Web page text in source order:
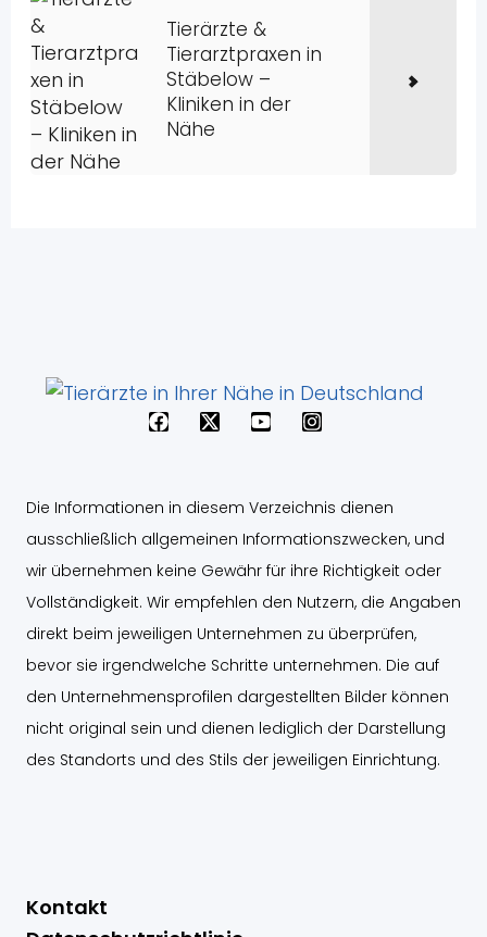
Tierärzte &
Tierarztpraxen in
Stäbelow –
Kliniken in der
Nähe
F
a
b
o
o
k
X
-
t
t
r
Y
o
b
e
I
n
g
r
m
Die Informationen in diesem Verzeichnis dienen
ausschließlich allgemeinen Informationszwecken, und
wir übernehmen keine Gewähr für ihre Richtigkeit oder
Vollständigkeit. Wir empfehlen den Nutzern, die Angaben
direkt beim jeweiligen Unternehmen zu überprüfen,
bevor sie irgendwelche Schritte unternehmen. Die auf
den Unternehmensprofilen dargestellten Bilder können
nicht original sein und dienen lediglich der Darstellung
des Standorts und des Stils der jeweiligen Einrichtung.
Kontakt